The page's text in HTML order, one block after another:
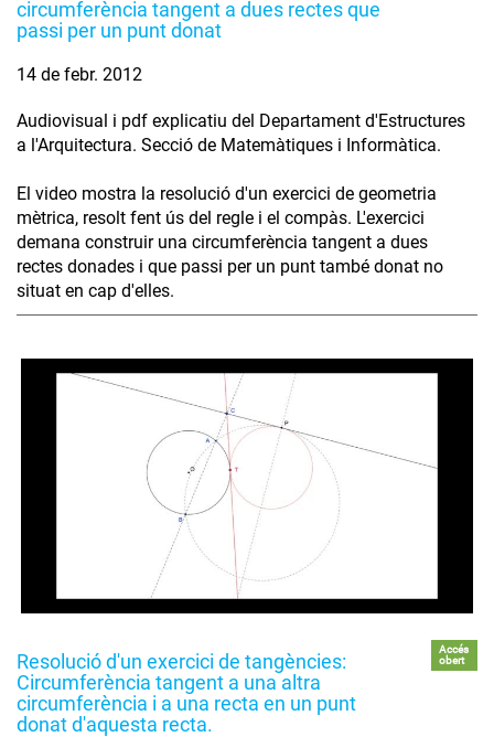
circumferència tangent a dues rectes que
passi per un punt donat
14 de febr. 2012
Audiovisual i pdf explicatiu del Departament d'Estructures
a l'Arquitectura. Secció de Matemàtiques i Informàtica.
El video mostra la resolució d'un exercici de geometria
mètrica, resolt fent ús del regle i el compàs. L'exercici
demana construir una circumferència tangent a dues
rectes donades i que passi per un punt també donat no
situat en cap d'elles.
Resolució d'un exercici de tangències:
Circumferència tangent a una altra
circumferència i a una recta en un punt
donat d'aquesta recta.
Accés
obert